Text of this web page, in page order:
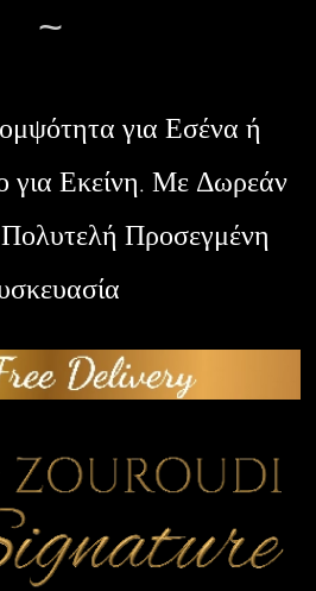
~
για Εσένα ή
για Εκείνη. Με Δωρεάν
Προσεγμένη